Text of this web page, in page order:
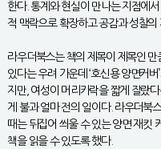
한다. 통계와 현실이 만나는 지점에
적 맥락으로 확장하고 공감과 성찰의
라우더북스는 책의 제목이 제목인
있다는 우려 가운데 ‘호신용 양면커
지만, 여성이 머리카락을 짧게 잘랐
게 불과 얼마 전의 일이다. 라우더북
때는 뒤집어 씌울 수 있는 양면 재킷
책을 읽을 수 있도록 했다.